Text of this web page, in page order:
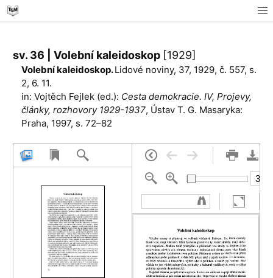
sv. 36 | Volební kaleidoskop [1929]
Volební kaleidoskop.Lidové noviny, 37, 1929, č. 557, s.
2, 6. 11.
in: Vojtěch Fejlek (ed.): Cesta demokracie. IV, Projevy,
články, rozhovory 1929-1937, Ústav T. G. Masaryka:
Praha, 1997, s. 72–82